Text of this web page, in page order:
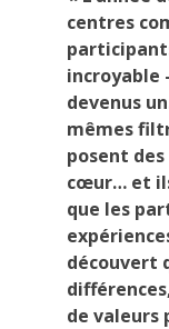
centres
incroyable
devenus
mêmes
posent
cœur… et
que les
découvert
de valeurs